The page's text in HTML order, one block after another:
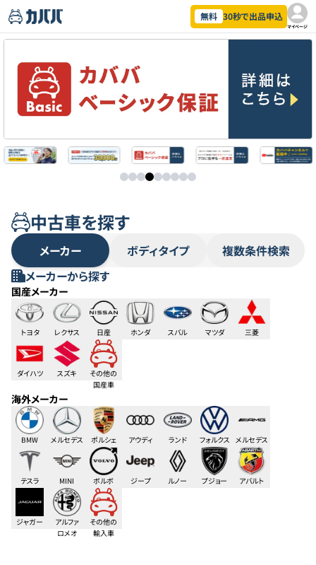
無料 30秒で出品申込
マイページ
新しい車と、人生を彩ろう。中
中古車を探す
メーカー ボディタイプ
複数条件検索
メーカーから探す
国産メーカー
トヨタ レクサス 日産 ホンダ スバル マツダ 三菱
ダイハツ スズキ
その他の
国産車
海外メーカー
BMW
メルセデス
ポルシェ アウディ
ランド
ローバー
フォルクス
ワーゲン
メルセデス
AMG
テスラ MINI ボルボ ジープ ルノー プジョー アバルト
ジャガー
アルファ
ロメオ
その他の
輸入車